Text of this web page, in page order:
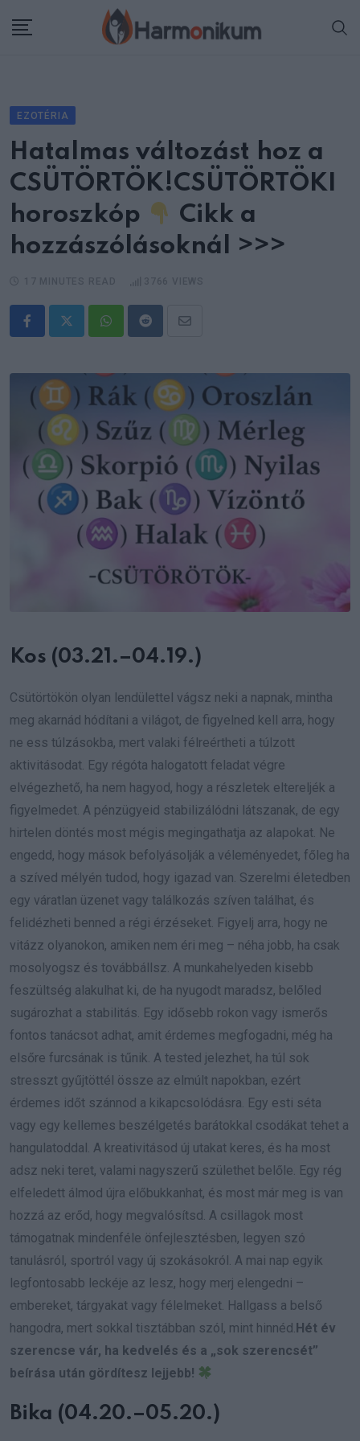
EZOTÉRIA
Hatalmas változást hoz a
CSÜTÖRTÖK!CSÜTÖRTÖKI
horoszkóp
Cikk a
hozzászólásoknál >>>
WhatsappRedditShare
Email
Kos (03.21.–04.19.)
Csütörtökön olyan lendülettel vágsz neki a napnak, mintha
meg akarnád hódítani a világot, de figyelned kell arra, hogy
ne ess túlzásokba, mert valaki félreértheti a túlzott
aktivitásodat. Egy régóta halogatott feladat végre
elvégezhető, ha nem hagyod, hogy a részletek eltereljék a
figyelmedet. A pénzügyeid stabilizálódni látszanak, de egy
hirtelen döntés most mégis megingathatja az alapokat. Ne
engedd, hogy mások befolyásolják a véleményedet, főleg ha
a szíved mélyén tudod, hogy igazad van. Szerelmi életedben
egy váratlan üzenet vagy találkozás szíven találhat, és
felidézheti benned a régi érzéseket. Figyelj arra, hogy ne
vitázz olyanokon, amiken nem éri meg – néha jobb, ha csak
mosolyogsz és továbbállsz. A munkahelyeden kisebb
feszültség alakulhat ki, de ha nyugodt maradsz, belőled
sugározhat a stabilitás. Egy idősebb rokon vagy ismerős
fontos tanácsot adhat, amit érdemes megfogadni, még ha
elsőre furcsának is tűnik. A tested jelezhet, ha túl sok
stresszt gyűjtöttél össze az elmúlt napokban, ezért
érdemes időt szánnod a kikapcsolódásra. Egy esti séta
vagy egy kellemes beszélgetés barátokkal csodákat tehet a
hangulatoddal. A kreativitásod új utakat keres, és ha most
adsz neki teret, valami nagyszerű születhet belőle. Egy rég
elfeledett álmod újra előbukkanhat, és most már meg is van
hozzá az erőd, hogy megvalósítsd. A csillagok most
támogatnak mindenféle önfejlesztésben, legyen szó
tanulásról, sportról vagy új szokásokról. A mai nap egyik
legfontosabb leckéje az lesz, hogy merj elengedni –
embereket, tárgyakat vagy félelmeket. Hallgass a belső
hangodra, mert sokkal tisztábban szól, mint hinnéd.Hét év
szerencse vár, ha kedvelés és a „sok szerencsét”
beírása után gördítesz lejjebb!
Bika (04.20.–05.20.)